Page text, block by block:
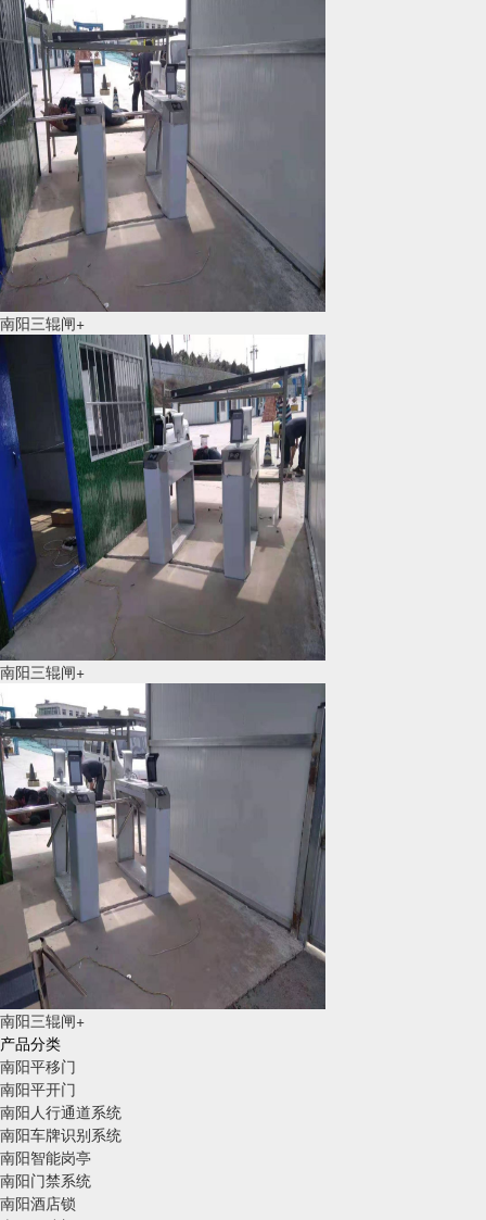
南阳三辊闸+
南阳三辊闸+
南阳三辊闸+
产品分类
南阳平移门
南阳平开门
南阳人行通道系统
南阳车牌识别系统
南阳智能岗亭
南阳门禁系统
南阳酒店锁